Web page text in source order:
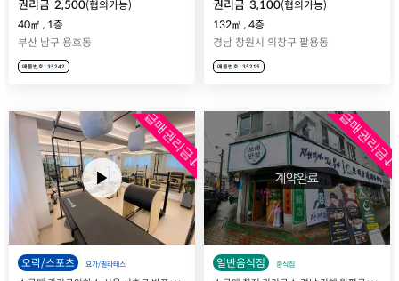
권리금 2,500(협의가능)
40㎡ , 1층
부산 남구 용호동
매물번호 : 35242
권리금 3,100(협의가능)
132㎡ , 4층
경남 창원시 의창구 팔용동
매물번호 : 35215
급매권리금↓
오락/스포츠 요가/필라테스
급매권리금↓
일반음식점 중식집